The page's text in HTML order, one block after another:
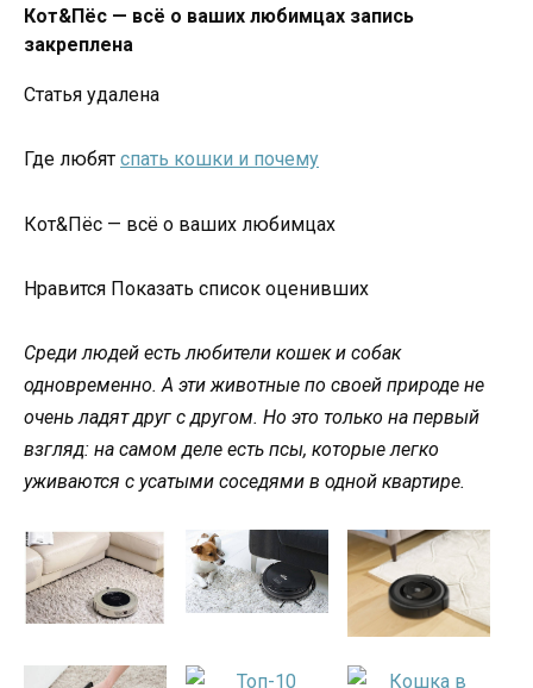
Кот&Пёс — всё о ваших любимцах запись
закреплена
Статья удалена
Где любят спать кошки и почему
Кот&Пёс — всё о ваших любимцах
Нравится Показать список оценивших
Среди людей есть любители кошек и собак
одновременно. А эти животные по своей природе не
очень ладят друг с другом. Но это только на первый
взгляд: на самом деле есть псы, которые легко
уживаются с усатыми соседями в одной квартире.